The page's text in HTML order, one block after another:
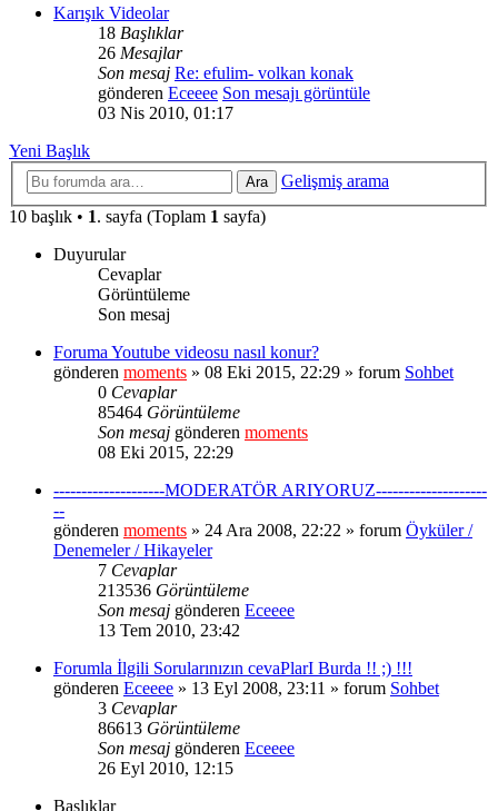
Karışık Videolar
18 Başlıklar
26 Mesajlar
Son mesaj Re: efulim- volkan konak
gönderen Eceeee Son mesajı görüntüle
03 Nis 2010, 01:17
Yeni Başlık
Ara
Gelişmiş arama
10 başlık • 1. sayfa (Toplam 1 sayfa)
Duyurular
Cevaplar
Görüntüleme
Son mesaj
Foruma Youtube videosu nasıl konur?
gönderen moments » 08 Eki 2015, 22:29 » forum Sohbet
0 Cevaplar
85464 Görüntüleme
Son mesaj gönderen moments
08 Eki 2015, 22:29
--------------------MODERATÖR ARIYORUZ--------------------
--
gönderen moments » 24 Ara 2008, 22:22 » forum Öyküler /
Denemeler / Hikayeler
7 Cevaplar
213536 Görüntüleme
Son mesaj gönderen Eceeee
13 Tem 2010, 23:42
Forumla İlgili Sorularınızın cevaPlarI Burda !! ;) !!!
gönderen Eceeee » 13 Eyl 2008, 23:11 » forum Sohbet
3 Cevaplar
86613 Görüntüleme
Son mesaj gönderen Eceeee
26 Eyl 2010, 12:15
Başlıklar